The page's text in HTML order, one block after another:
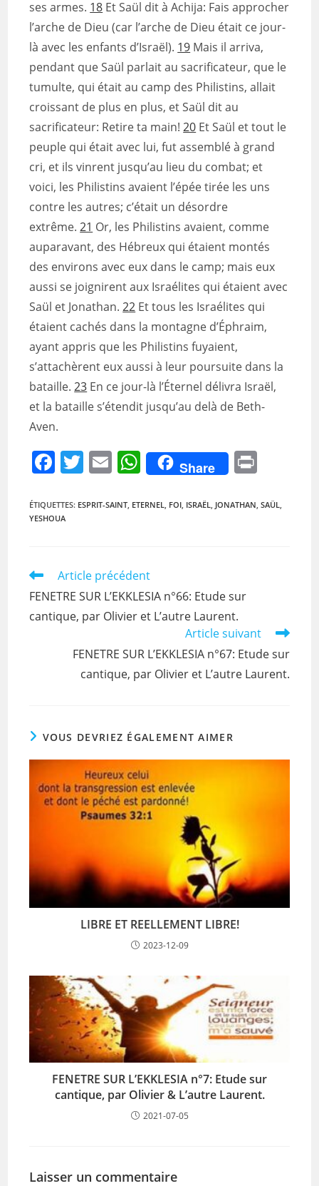
ses armes. 18 Et Saül dit à Achija: Fais approcher
l’arche de Dieu (car l’arche de Dieu était ce jour-
là avec les enfants d’Israël). 19 Mais il arriva,
pendant que Saül parlait au sacrificateur, que le
tumulte, qui était au camp des Philistins, allait
croissant de plus en plus, et Saül dit au
sacrificateur: Retire ta main!20 Et Saül et tout le
peuple qui était avec lui, fut assemblé à grand
cri, et ils vinrent jusqu’au lieu du combat; et
voici, les Philistins avaient l’épée tirée les uns
contre les autres; c’était un désordre
extrême.21 Or, les Philistins avaient, comme
auparavant, des Hébreux qui étaient montés
des environs avec eux dans le camp; mais eux
aussi se joignirent aux Israélites qui étaient avec
Saül et Jonathan.22 Et tous les Israélites qui
étaient cachés dans la montagne d’Éphraim,
ayant appris que les Philistins fuyaient,
s’attachèrent eux aussi à leur poursuite dans la
bataille.23 En ce jour-là l’Éternel délivra Israël,
et la bataille s’étendit jusqu’au delà de Beth-
Aven.
F
c
e
o
o
k
T
itt
E
ai
W
h
at
p
p
Share
t
ÉTIQUETTES: ESPRIT-SAINT ETERNEL FOI ISRAËL JONATHAN SAÜL
YESHOUA
Read
articles
Article précédent
FENETRE SUR L’EKKLESIA n°66: Etude sur
cantique, par Olivier et L’autre Laurent.
Article suivant
FENETRE SUR L’EKKLESIA n°67: Etude sur
cantique, par Olivier et L’autre Laurent.
VOUS DEVRIEZ ÉGALEMENT AIMER
LIBRE ET REELLEMENT LIBRE!
2023-12-09
FENETRE SUR L’EKKLESIA n°7: Etude sur
cantique, par Olivier & L’autre Laurent.
2021-07-05
Laisser un commentaire